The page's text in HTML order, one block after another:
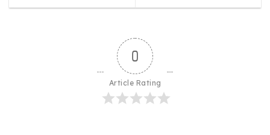
0
Article Rating